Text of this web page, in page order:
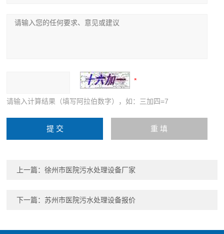
请输入计算结果（填写阿拉伯数字），如：三加四=7
上一篇：徐州市医院污水处理设备厂家
下一篇： 苏州市医院污水处理设备报价